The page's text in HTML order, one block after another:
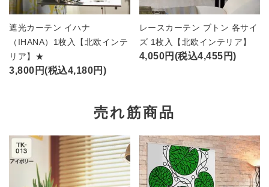
遮光カーテン イハナ
（IHANA）1枚入【北欧インテ
リア】★
3,800円(税込4,180円)
レースカーテン ブトン 各サイ
ズ 1枚入【北欧インテリア】
4,050円(税込4,455円)
売れ筋商品